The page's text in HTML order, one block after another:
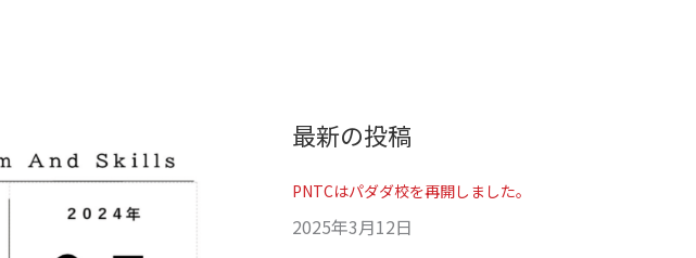
最新の投稿
PNTCはパダダ校を再開しました。
2025年3月12日